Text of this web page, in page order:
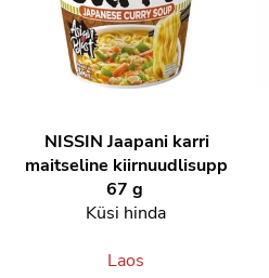
NISSIN Jaapani karri
maitseline kiirnuudlisupp
67 g
Küsi hinda
Laos